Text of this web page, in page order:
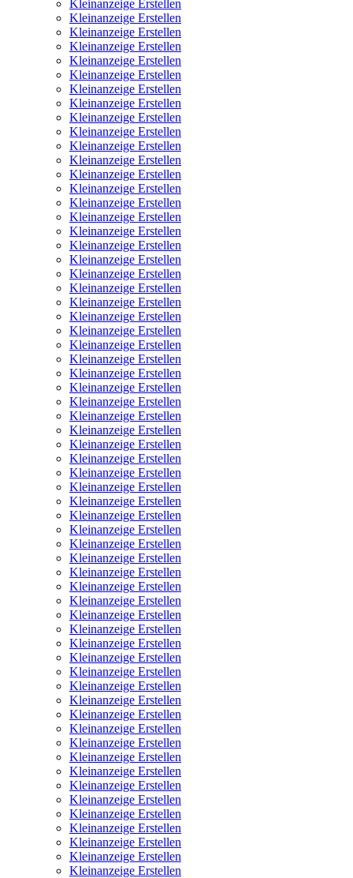
Kleinanzeige Erstellen
Kleinanzeige Erstellen
Kleinanzeige Erstellen
Kleinanzeige Erstellen
Kleinanzeige Erstellen
Kleinanzeige Erstellen
Kleinanzeige Erstellen
Kleinanzeige Erstellen
Kleinanzeige Erstellen
Kleinanzeige Erstellen
Kleinanzeige Erstellen
Kleinanzeige Erstellen
Kleinanzeige Erstellen
Kleinanzeige Erstellen
Kleinanzeige Erstellen
Kleinanzeige Erstellen
Kleinanzeige Erstellen
Kleinanzeige Erstellen
Kleinanzeige Erstellen
Kleinanzeige Erstellen
Kleinanzeige Erstellen
Kleinanzeige Erstellen
Kleinanzeige Erstellen
Kleinanzeige Erstellen
Kleinanzeige Erstellen
Kleinanzeige Erstellen
Kleinanzeige Erstellen
Kleinanzeige Erstellen
Kleinanzeige Erstellen
Kleinanzeige Erstellen
Kleinanzeige Erstellen
Kleinanzeige Erstellen
Kleinanzeige Erstellen
Kleinanzeige Erstellen
Kleinanzeige Erstellen
Kleinanzeige Erstellen
Kleinanzeige Erstellen
Kleinanzeige Erstellen
Kleinanzeige Erstellen
Kleinanzeige Erstellen
Kleinanzeige Erstellen
Kleinanzeige Erstellen
Kleinanzeige Erstellen
Kleinanzeige Erstellen
Kleinanzeige Erstellen
Kleinanzeige Erstellen
Kleinanzeige Erstellen
Kleinanzeige Erstellen
Kleinanzeige Erstellen
Kleinanzeige Erstellen
Kleinanzeige Erstellen
Kleinanzeige Erstellen
Kleinanzeige Erstellen
Kleinanzeige Erstellen
Kleinanzeige Erstellen
Kleinanzeige Erstellen
Kleinanzeige Erstellen
Kleinanzeige Erstellen
Kleinanzeige Erstellen
Kleinanzeige Erstellen
Kleinanzeige Erstellen
Kleinanzeige Erstellen